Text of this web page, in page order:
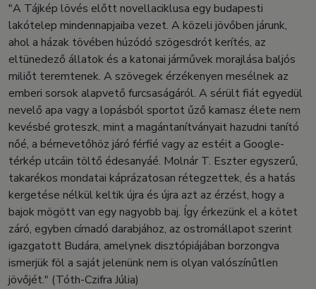
"A Tájkép lövés előtt novellaciklusa egy budapesti
lakótelep mindennapjaiba vezet. A közeli jövőben járunk,
ahol a házak tövében húzódó szögesdrót kerítés, az
eltünedező állatok és a katonai járművek morajlása baljós
miliőt teremtenek. A szövegek érzékenyen mesélnek az
emberi sorsok alapvető furcsaságáról. A sérült fiát egyedül
nevelő apa vagy a lopásból sportot űző kamasz élete nem
kevésbé groteszk, mint a magántanítványait hazudni tanító
nőé, a bérnevetőhöz járó férfié vagy az estéit a Google-
térkép utcáin töltő édesanyáé. Molnár T. Eszter egyszerű,
takarékos mondatai káprázatosan rétegzettek, és a hatás
kergetése nélkül keltik újra és újra azt az érzést, hogy a
bajok mögött van egy nagyobb baj. Így érkezünk el a kötet
záró, egyben címadó darabjához, az ostromállapot szerint
igazgatott Budára, amelynek disztópiájában borzongva
ismerjük föl a saját jelenünk nem is olyan valószínűtlen
jövőjét." (Tóth-Czifra Júlia)